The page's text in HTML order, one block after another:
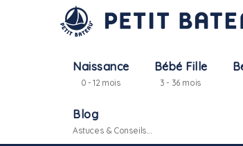
Naissance
0 - 12 mois
Bébé Fille
3 - 36 mois
Blog
Astuces & Conseils...